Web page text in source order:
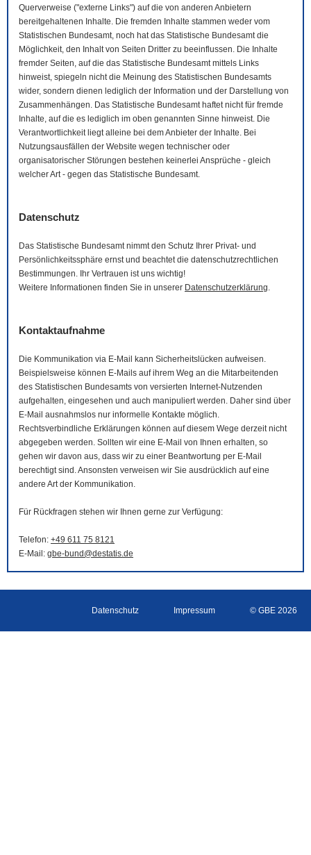
Querverweise ("externe Links") auf die von anderen Anbietern
bereitgehaltenen Inhalte. Die fremden Inhalte stammen weder vom
Statistischen Bundesamt, noch hat das Statistische Bundesamt die
Möglichkeit, den Inhalt von Seiten Dritter zu beeinflussen. Die Inhalte
fremder Seiten, auf die das Statistische Bundesamt mittels Links
hinweist, spiegeln nicht die Meinung des Statistischen Bundesamts
wider, sondern dienen lediglich der Information und der Darstellung von
Zusammenhängen. Das Statistische Bundesamt haftet nicht für fremde
Inhalte, auf die es lediglich im oben genannten Sinne hinweist. Die
Verantwortlichkeit liegt alleine bei dem Anbieter der Inhalte. Bei
Nutzungsausfällen der Website wegen technischer oder
organisatorischer Störungen bestehen keinerlei Ansprüche - gleich
welcher Art - gegen das Statistische Bundesamt.
Datenschutz
Das Statistische Bundesamt nimmt den Schutz Ihrer Privat- und
Persönlichkeitssphäre ernst und beachtet die datenschutzrechtlichen
Bestimmungen. Ihr Vertrauen ist uns wichtig!
Weitere Informationen finden Sie in unserer Datenschutzerklärung.
Kontaktaufnahme
Die Kommunikation via E-Mail
kann Sicherheitslücken aufweisen.
Beispielsweise können E-Mails auf ihrem Weg an die Mitarbeitenden
des Statistischen Bundesamts von versierten Internet-Nutzenden
aufgehalten, eingesehen und auch manipuliert werden. Daher sind über
E-Mail ausnahmslos nur informelle Kontakte möglich.
Rechtsverbindliche Erklärungen können auf diesem Wege derzeit nicht
abgegeben werden. Sollten wir eine E-Mail von Ihnen erhalten, so
gehen wir davon aus, dass wir zu einer Beantwortung per E-Mail
berechtigt sind. Ansonsten verweisen wir Sie ausdrücklich auf eine
andere Art der Kommunikation.
Für Rückfragen stehen wir Ihnen gerne zur Verfügung:
Telefon: +49 611 75 8121
E-Mail : gbe-bund@destatis.de
Datenschutz Impressum © GBE 2026